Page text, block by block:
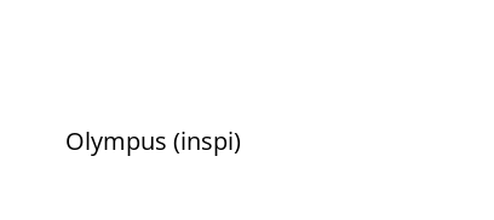
Olympus (inspi)